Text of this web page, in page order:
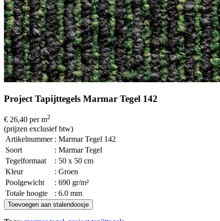
Project Tapijttegels Marmar Tegel 142
€ 26,40 per m2
(prijzen exclusief btw)
Artikelnummer : Marmar Tegel 142
Soort
: Marmar Tegel
Tegelformaat
: 50 x 50 cm
Kleur
: Groen
Poolgewicht
: 690 gr/m²
Totale hoogte
: 6.0 mm
Toevoegen aan stalendoosje